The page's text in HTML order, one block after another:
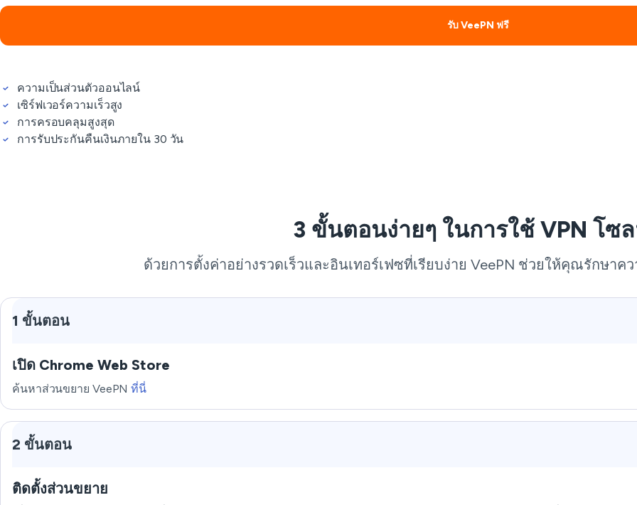
รับ VeePN ฟรี
ความเป็นส่วนตัวออนไลน์
เซิร์ฟเวอร์ความเร็วสูง
การครอบคลุมสูงสุด
การรับประกันคืนเงินภายใน 30 วัน
3 ขั้นตอนง่ายๆ ในการใช้ VPN โซ
ด้วยการตั้งค่าอย่างรวดเร็วและอินเทอร์เฟซที่เรียบง่าย VeePN ช่วยให้คุณรักษา
1 ขั้นตอน
เปิด Chrome Web Store
ค้นหาส่วนขยาย VeePNที่นี่
2 ขั้นตอน
ติดตั้งส่วนขยาย